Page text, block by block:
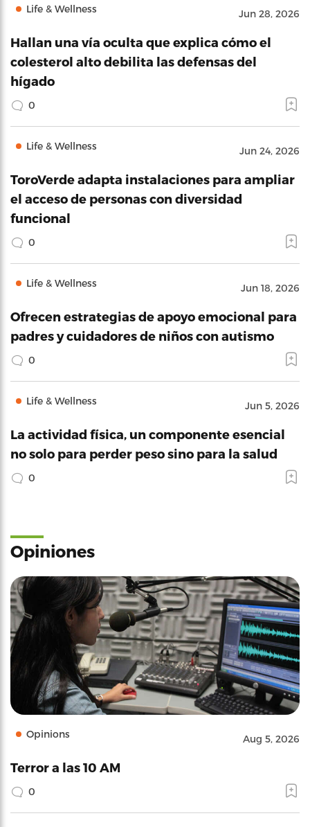
Life & Wellness Jun 28, 2026
Hallan una vía oculta que explica cómo el
colesterol alto debilita las defensas del
hígado
0
Life & Wellness Jun 24, 2026
ToroVerde adapta instalaciones para ampliar
el acceso de personas con diversidad
funcional
0
Life & Wellness Jun 18, 2026
Ofrecen estrategias de apoyo emocional para
padres y cuidadores de niños con autismo
0
Life & Wellness Jun 5, 2026
La actividad física, un componente esencial
no solo para perder peso sino para la salud
0
Opiniones
Opinions Aug 5, 2026
Terror a las 10 AM
0